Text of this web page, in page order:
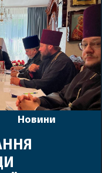
Новини